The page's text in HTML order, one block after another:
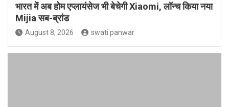
भारत में अब होम एप्लायंसेज भी बेचेगी Xiaomi, लॉन्च किया नया
Mijia सब-ब्रांड
August 8, 2026 swati panwar